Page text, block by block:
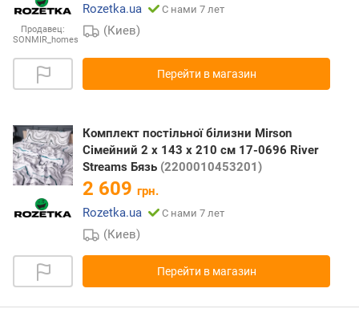
Продавец:
SONMIR_homes
Rozetka.ua
С нами 7 лет
(Киев)
Перейти в магазин
Комплект постільної білизни Mirson
Сімейний 2 x 143 x 210 см 17-0696 River
Streams Бязь (2200010453201)
2 609 грн.
Rozetka.ua
С нами 7 лет
(Киев)
Перейти в магазин